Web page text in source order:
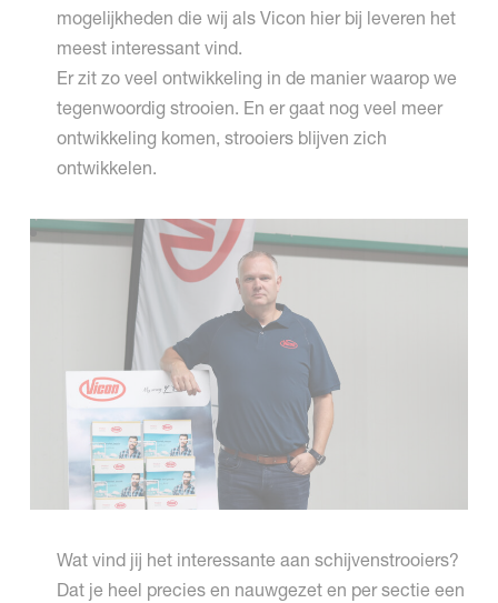
mogelijkheden die wij als Vicon hier bij leveren het
meest interessant vind.
Er zit zo veel ontwikkeling in de manier waarop we
tegenwoordig strooien. En er gaat nog veel meer
ontwikkeling komen, strooiers blijven zich
ontwikkelen.
Wat vind jij het interessante aan schijvenstrooiers?
Dat je heel precies en nauwgezet en per sectie een